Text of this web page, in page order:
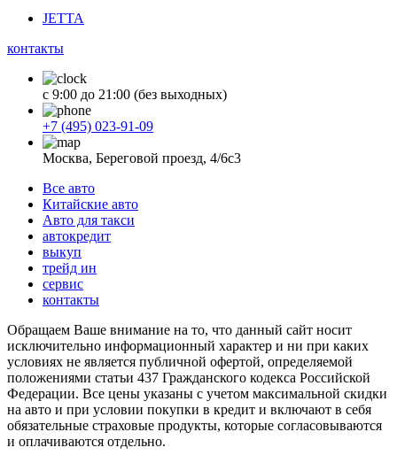
JETTA
контакты
с 9:00 до 21:00 (без выходных)
+7 (495) 023-91-09
Москва, Береговой проезд, 4/6с3
Все авто
Китайские авто
Авто для такси
автокредит
выкуп
трейд ин
сервис
контакты
Обращаем Ваше внимание на то, что данный сайт носит
исключительно информационный характер и ни при каких
условиях не является публичной офертой, определяемой
положениями статьи 437 Гражданского кодекса Российской
Федерации. Все цены указаны с учетом максимальной скидки
на авто и при условии покупки в кредит и включают в себя
обязательные страховые продукты, которые согласовываются
и оплачиваются отдельно.